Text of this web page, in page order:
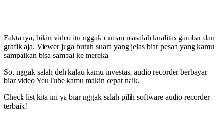
Faktanya, bikin video itu nggak cuman masalah kualitas gambar dan
grafik aja. Viewer juga butuh suara yang jelas biar pesan yang kamu
sampaikan bisa sampai ke mereka.
So, nggak salah deh kalau kamu investasi audio recorder berbayar
biar video YouTube kamu makin cepat naik.
Check list kita ini ya biar nggak salah pilih software audio recorder
terbaik!